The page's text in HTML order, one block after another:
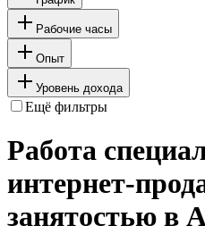
Рабочие часы
Опыт
Уровень дохода
Ещё фильтры
Работа
интернет-
занятостью в